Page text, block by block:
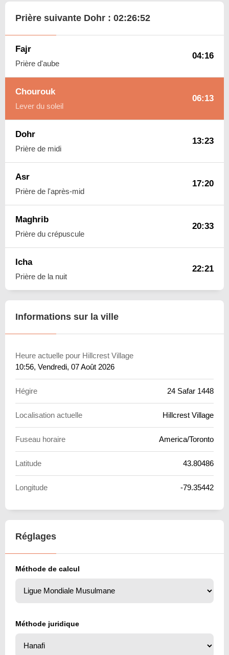
Prière suivante Dohr : 02:26:51
Fajr
Prière d'aube
04:16
Chourouk
Lever du soleil
06:13
Dohr
Prière de midi
13:23
Asr
Prière de l'après-mid
17:20
Maghrib
Prière du crépuscule
20:33
Icha
Prière de la nuit
22:21
Informations sur la ville
Heure actuelle pour Hillcrest Village
10:56, Vendredi, 07 Août 2026
Hégire 24 Safar 1448
Localisation actuelle Hillcrest Village
Fuseau horaire America/Toronto
Latitude 43.80486
Longitude -79.35442
Réglages
Méthode de calcul
Méthode juridique